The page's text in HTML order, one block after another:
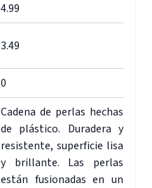
4.99
3.49
0
Cadena de perlas hechas
de plástico. Duradera y
resistente, superficie lisa
y brillante. Las perlas
están fusionadas en un